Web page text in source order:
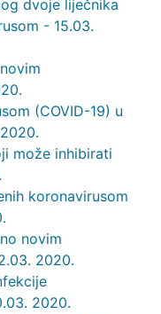
dvoje liječnika
- 15.03.
(COVID-19) u
može inhibirati
koronavirusom
novim
2020.
2020.